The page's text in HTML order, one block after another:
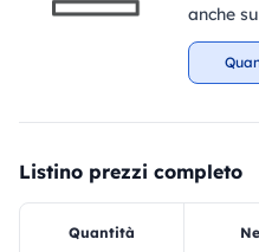
anche
Listino prezzi completo
Quantità